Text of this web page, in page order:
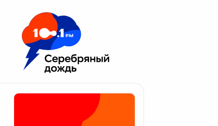
Москва 100.1 FM
Апатиты